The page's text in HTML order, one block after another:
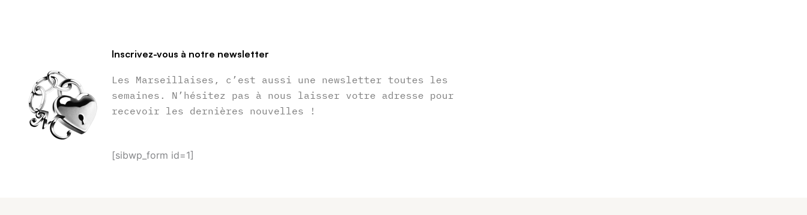
Inscrivez-vous à notre newsletter
Les Marseillaises, c’est aussi une newsletter toutes les
semaines. N’hésitez pas à nous laisser votre adresse pour
recevoir les dernières nouvelles !
[sibwp_form id=1]